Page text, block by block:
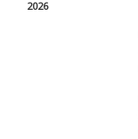
2026